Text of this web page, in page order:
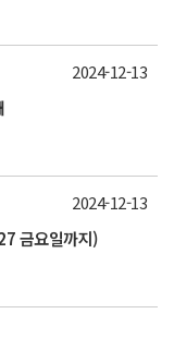
2024-12-13
금요일까지)
2024-12-13